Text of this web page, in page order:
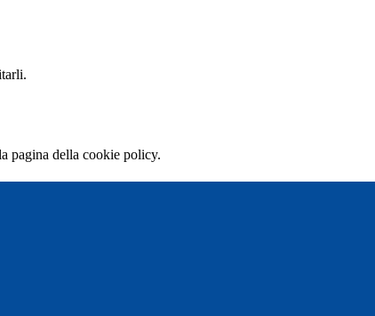
pagina della cookie policy.